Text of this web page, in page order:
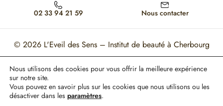
02 33 94 21 59 Nous contacter
© 2026 L'Eveil des Sens – Institut de beauté à Cherbourg
Ce site est protégé par reCAPTCHA. Les règles de confidentialité et les conditions
d'utilisation de Google s'appliquent.
Nous utilisons des cookies pour vous offrir la meilleure expérience
sur notre site.
Vous pouvez en savoir plus sur les cookies que nous utilisons ou les
désactiver dans les paramètres.